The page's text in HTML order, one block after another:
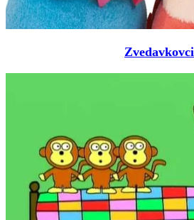
Zvedavkovci